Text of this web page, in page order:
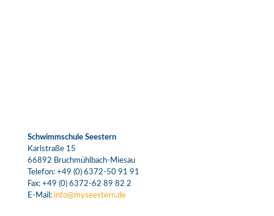
Schwimmschule Seestern
Karlstraße 15
66892 Bruchmühlbach-Miesau
Telefon: +49 (0) 6372-50 91 91
Fax: +49 (0) 6372-62 89 82 2
E-Mail: info@myseestern.de